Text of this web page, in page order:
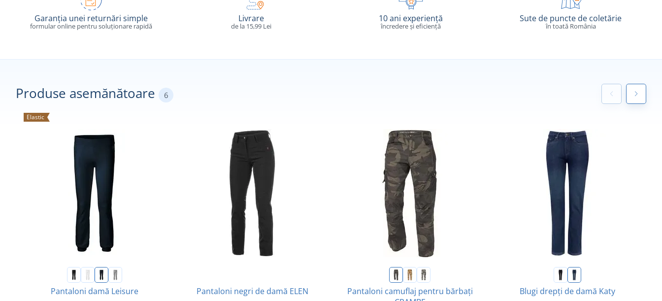
Garanția unei returnări simple
formular online pentru soluționare rapidă
Livrare
de la 15,99 Lei
10 ani experiență
încredere și eficiență
Sute de puncte de coletărie
în toată România
Produse asemănătoare 6
Elastic
Pantaloni damă Leisure Pantaloni negri de damă ELEN
Pantaloni camuflaj pentru bărbați
Blugi drepți de damă Katy